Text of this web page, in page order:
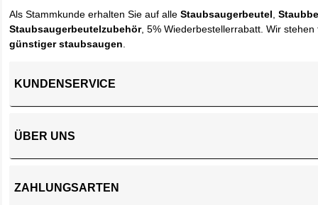
Als Stammkunde erhalten Sie auf alleStaubsaugerbeutel ,
Staubsaugerbeutelzubehör, 5% Wiederbestellerrabatt. Wir
günstiger staubsaugen
KUNDENSERVICE
ÜBER UNS
ZAHLUNGSARTEN